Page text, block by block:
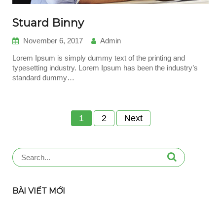
Stuard Binny
November 6, 2017 Admin
Lorem Ipsum is simply dummy text of the printing and
typesetting industry. Lorem Ipsum has been the industry’s
standard dummy…
Posts
navigation
1 2 Next
Search
for:
BÀI VIẾT MỚI